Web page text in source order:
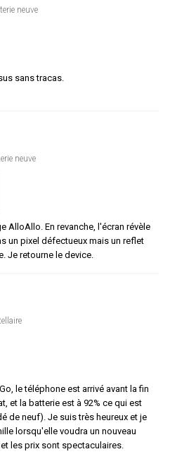
neuve
sans tracas.
neuve
AlloAllo. En revanche, l'écran révèle
un pixel défectueux mais un reflet
Je retourne le device.
le téléphone est arrivé avant la fin
et la batterie est à 92% ce qui est
de neuf). Je suis très heureux et je
lorsqu'elle voudra un nouveau
les prix sont spectaculaires.